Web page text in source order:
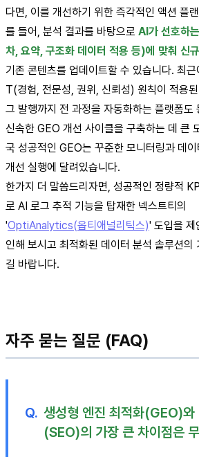
다면, 이를 개선하기 위한 즉각적인 액션 플
를 들어, 분석 결과를 바탕으로 AI가 선호하
차, 요약, 구조화 데이터 적용 등)에 맞춰 신
기존 콘텐츠를 업데이트할 수 있습니다. 최
T(경험, 전문성, 권위, 신뢰성) 원칙이 적용
그 발행까지 전 과정을 자동화하는 플랫폼도
신속한 GEO 개선 사이클을 구축하는 데 큰
국 성공적인 GEO는 꾸준한 모니터링과 데
개선 실행에 달려있습니다.
한가지 더 말씀드리자면, 성공적인 정량적
로 AI 로그 추적 기능을 탑재한 넥스트티의
'OptiAnalytics(옵티애널리틱스)' 도입을 제
인해 보시고 최적화된 데이터 분석 솔루션의
길 바랍니다.
자주 묻는 질문 (FAQ)
Q. 생성형 엔진 최적화(GEO)와
(SEO)의 가장 큰 차이점은